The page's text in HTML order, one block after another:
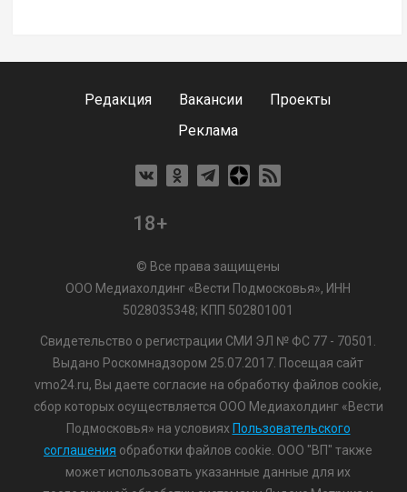
Редакция Вакансии
Проекты
Реклама
18+
© Все права защищены
ООО Медиахолдинг «Вести Подмосковья», ИНН
5028035348; КПП 502801001
Свидетельство о регистрации СМИ ЭЛ № ФС 77 - 70501.
Выдано Роскомнадзором 25.07.2017. Посещая сайт
vmo24.ru, Вы даете согласие на обработку файлов cookie,
сбор которых осуществляется ООО Медиахолдинг «Вести
Подмосковья» на условиях Пользовательского
соглашения обработки файлов cookie. ООО "ВП" также
может использовать указанные данные для их